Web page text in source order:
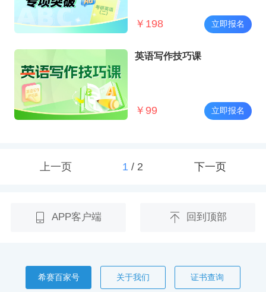
￥ 198 立即报名
英语写作技巧课
￥ 99 立即报名
上一页 1/ 2 下一页
APP客户端 回到顶部
希赛百家号 关于我们 证书查询